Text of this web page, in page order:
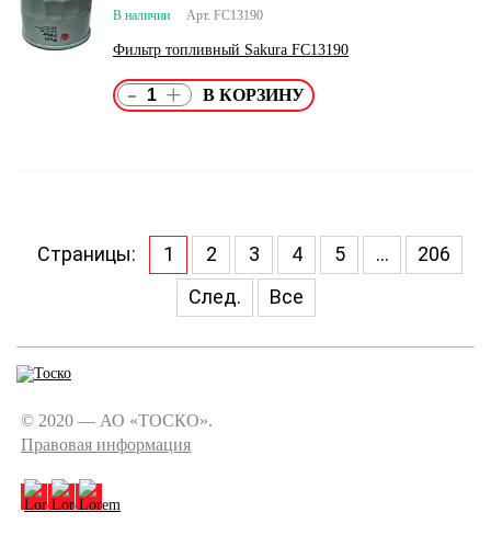
Арт. FC13190
В наличии
Фильтр топливный Sakura FC13190
- +
Страницы: 1 2 3 4 5 ...
206
След.
Все
© 2020 — АО «ТОСКО».
Правовая информация